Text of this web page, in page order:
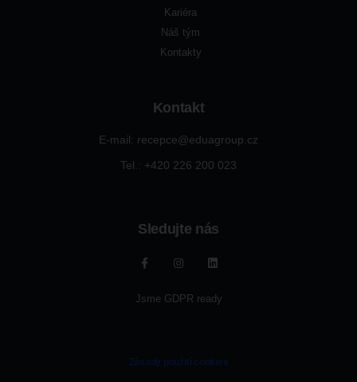
Kariéra
Náš tým
Kontakty
Kontakt
E-mail: recepce@eduagroup.cz
Tel.: +420 226 200 023
Sledujte nás
Jsme GDPR ready
Zásady použití cookies